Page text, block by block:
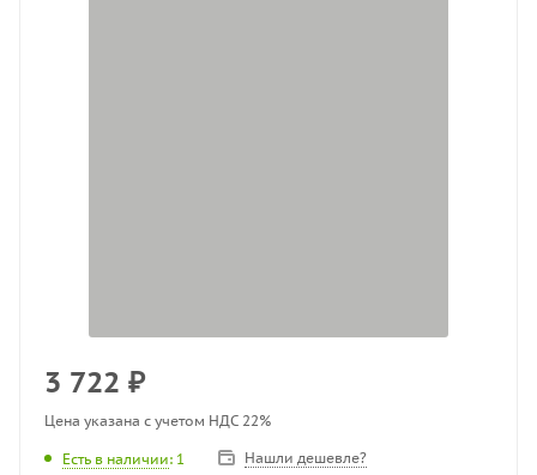
3 722 ₽
Цена указана с учетом НДС 22%
Есть в наличии: 1 Нашли дешевле?